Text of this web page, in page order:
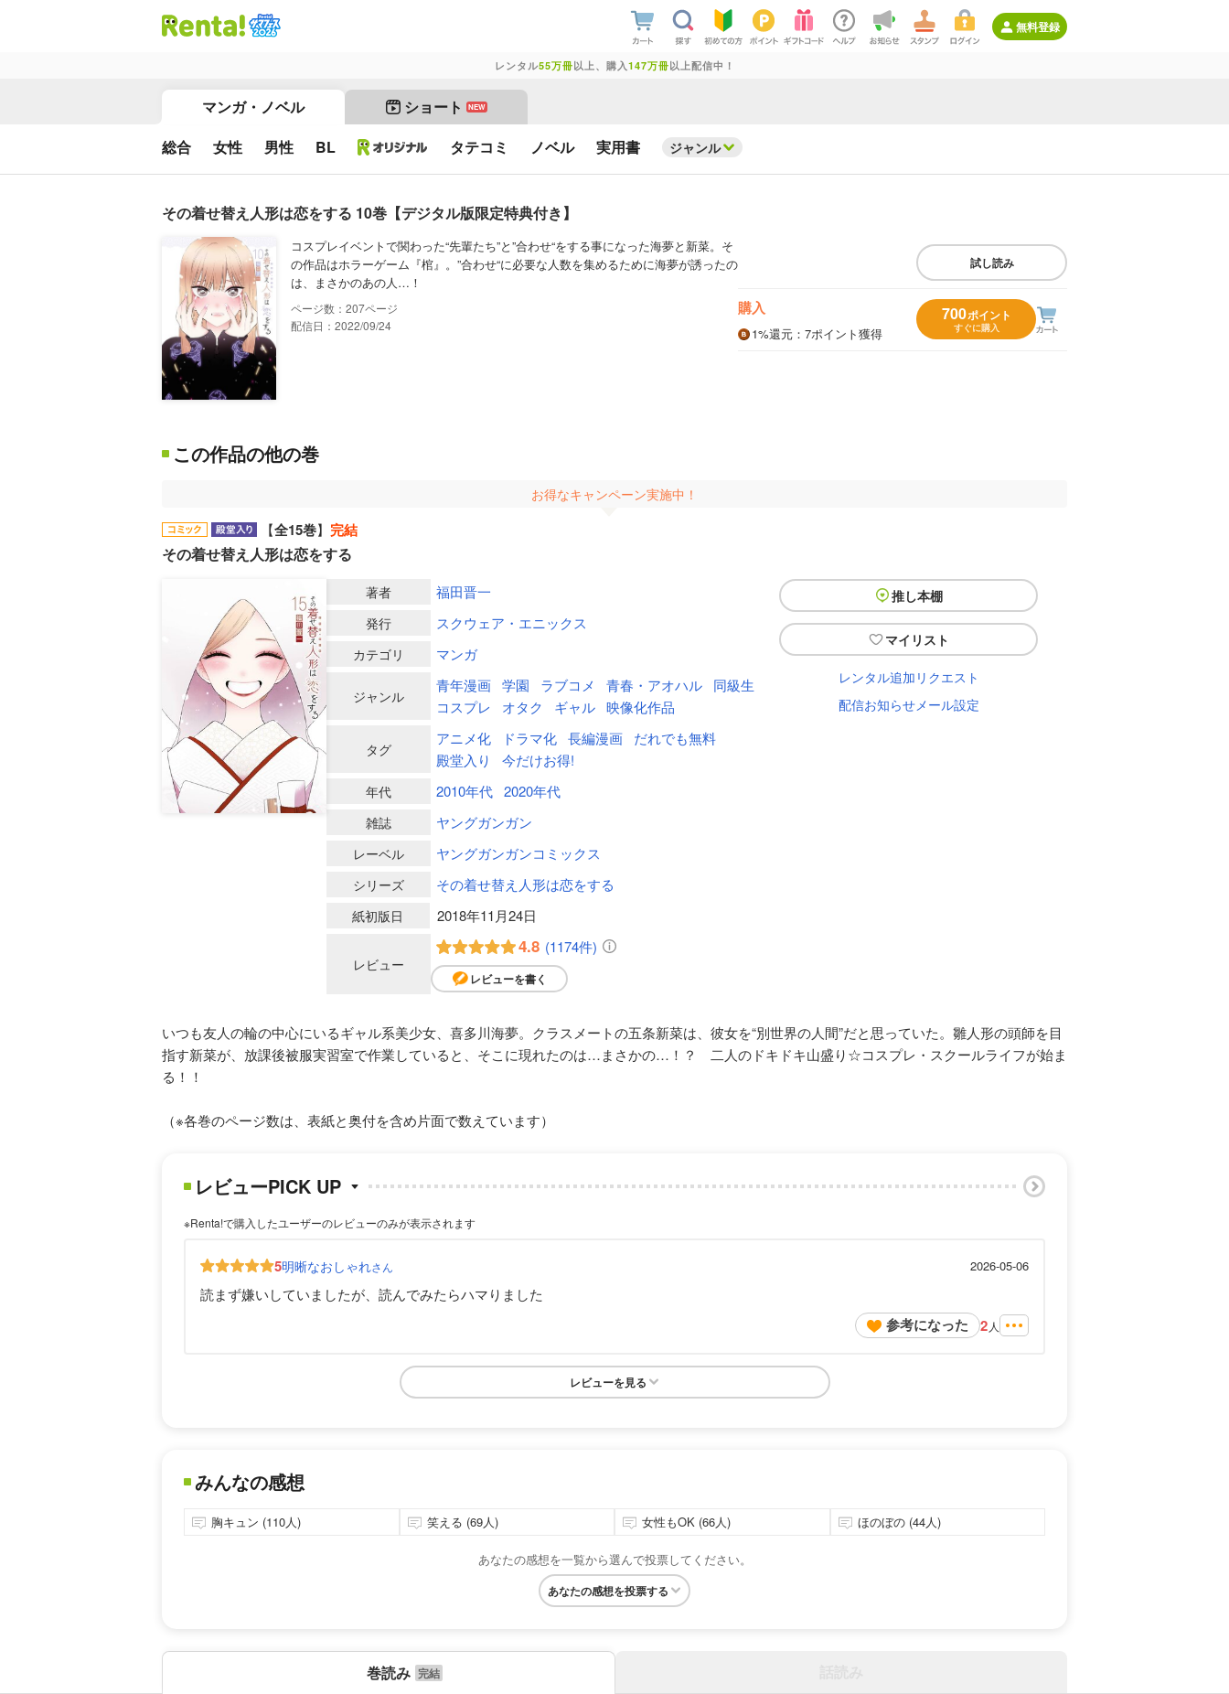
無料登録
レンタル55万冊以上、購入 147万冊以上配信中！
マンガ・ノベル ショート NEW
総合 女性 男性 BL タテコミ ノベル 実用書 ジャンル
その着せ替え人形は恋をする 10巻【デジタル版限定特典付き】
コスプレイベントで関わった“先輩たち”と”合わせ“をする事になった海夢と新菜。そ
の作品はホラーゲーム『棺』。”合わせ“に必要な人数を集めるために海夢が誘ったの
は、まさかのあの人…！
207
配信日：2022/09/24
試し読み
購入
1%還元 ：7ポイント獲得
700ポイント
すぐに購入
この作品の他の巻
お得なキャンペーン実施中！
【全15巻】 完結
その着せ替え人形は恋をする
推し本棚
マイリスト
レンタル追加リクエスト
配信お知らせメール設定
著者 福田晋一
発行 スクウェア・エニックス
カテゴリ マンガ
ジャンル
青年漫画 学園 ラブコメ 青春・アオハル
同級生
コスプレ
オタク ギャル 映像化作品
タグ
アニメ化 ドラマ化 長編漫画
だれでも無料
殿堂入り
今だけお得!
年代 2010年代 2020年代
雑誌 ヤングガンガン
レーベル ヤングガンガンコミックス
シリーズ その着せ替え人形は恋をする
紙初版日 2018年11月24日
レビュー
4.8 (1174件)
レビューを書く
いつも友人の輪の中心にいるギャル系美少女、喜多川海夢。クラスメートの五条新菜は、彼女を“別世界の人間”だと思っていた。雛人形の頭師を目
指す新菜が、放課後被服実習室で作業していると、そこに現れたのは…まさかの…！？ 二人のドキドキ山盛り☆コスプレ・スクールライフが始ま
る！！
（※各巻のページ数は、表紙と奥付を含め片面で数えています）
レビューPICK UP
※Renta!で購入したユーザーのレビューのみが表示されます
5明晰なおしゃれさん 2026-05-06
読まず嫌いしていましたが、読んでみたらハマりました
参考になった 2 人
レビューを見る
みんなの感想
胸キュン (110人) 笑える (69人) 女性もOK (66人) ほのぼの (44人)
あなたの感想を一覧から選んで投票してください。
あなたの感想を投票する
巻読み